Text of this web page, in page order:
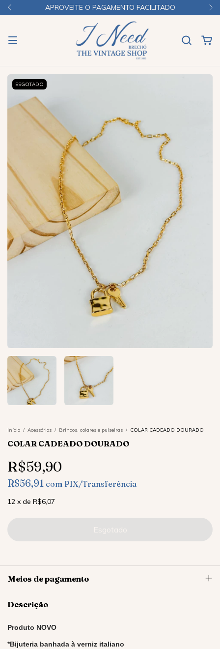
APROVEITE O PAGAMENTO FACILITADO
ESGOTADO
Início / Acessórios / Brincos, colares e pulseiras / COLAR CADEADO DOURADO
COLAR CADEADO DOURADO
R$59,90
R$56,91 com PIX/Transferência
12 x de R$6,07
Meios de pagamento
Descrição
Produto NOVO
*Bijuteria banhada à verniz italiano